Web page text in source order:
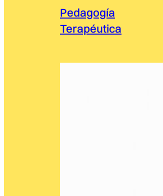
Pedagogía
Terapéutica